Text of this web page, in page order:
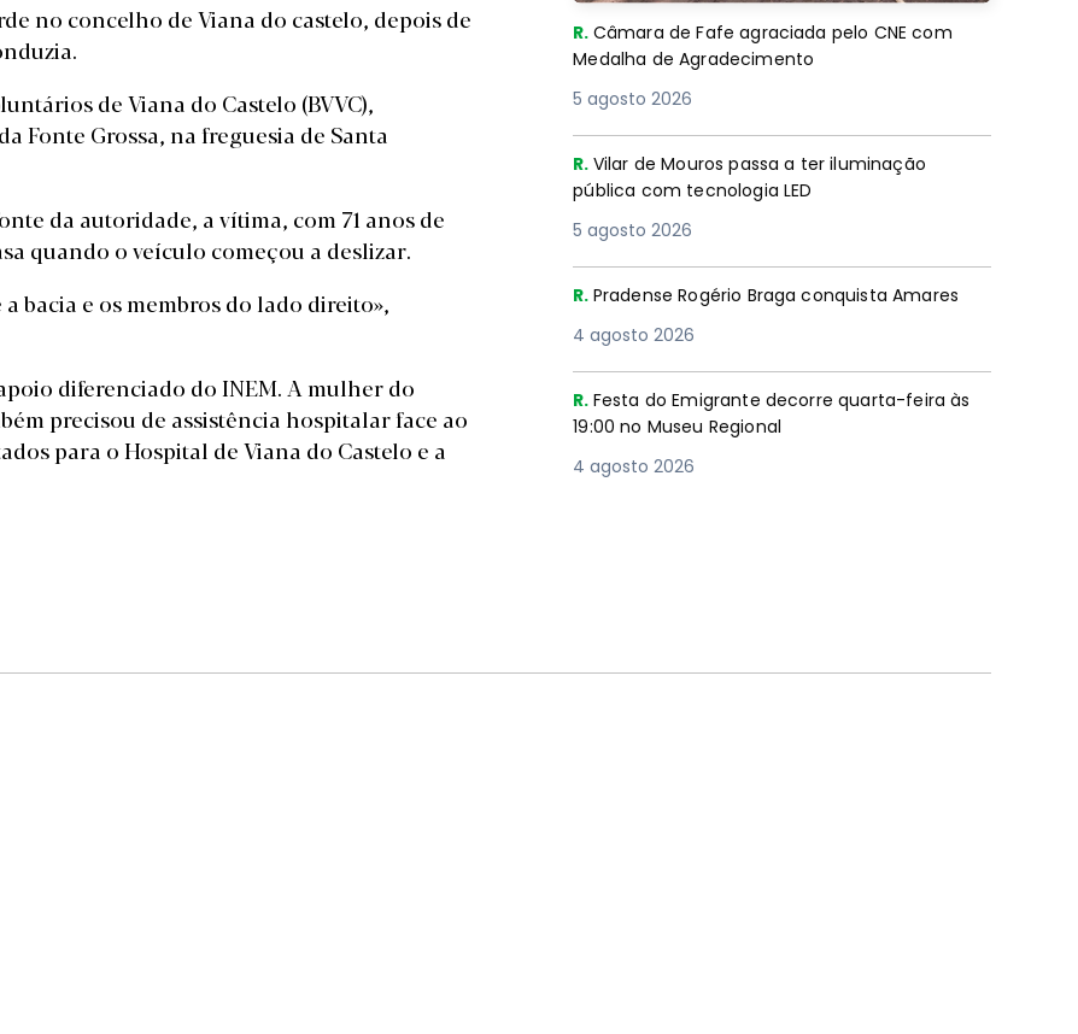
no concelho de Viana do castelo, depois de
de Viana do Castelo (BVVC),
Fonte Grossa, na freguesia de Santa
da autoridade, a vítima, com 71 anos de
quando o veículo começou a deslizar.
bacia e os membros do lado direito»,
diferenciado do INEM. A mulher do
precisou de assistência hospitalar face ao
para o Hospital de Viana do Castelo e a
R. Câmara de Fafe agraciada pelo CNE com
Medalha de Agradecimento
5 agosto 2026
R. Vilar de Mouros passa a ter iluminação
pública com tecnologia LED
5 agosto 2026
R. Pradense Rogério Braga conquista Amares
4 agosto 2026
R. Festa do Emigrante decorre quarta-feira às
19:00 no Museu Regional
4 agosto 2026